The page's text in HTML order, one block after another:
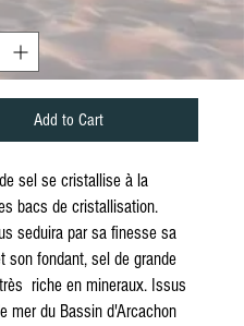
Add to Cart
sel se cristallise à la
bacs de cristallisation.
seduira par sa finesse sa
son fondant, sel de grande
riche en mineraux. Issus
mer du Bassin d'Arcachon